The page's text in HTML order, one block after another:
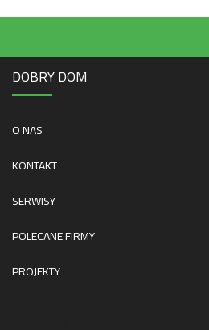
DOBRY DOM
O NAS
KONTAKT
SERWISY
POLECANE FIRMY
PROJEKTY